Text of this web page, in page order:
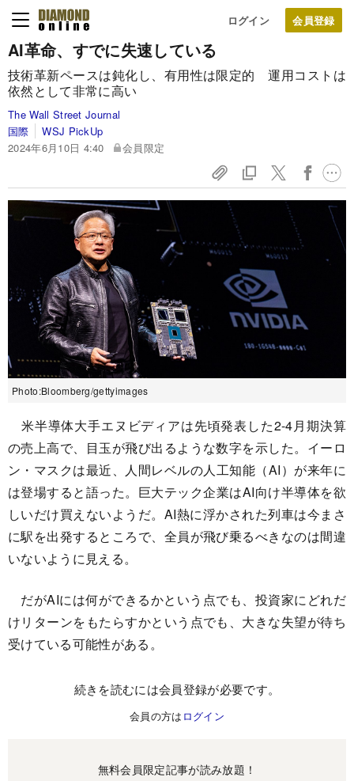
ログイン
AI革命、すでに失速している
技術革新ペースは鈍化し、有用性は限定的 運用コストは
依然として非常に高い
The Wall Street Journal
国際
WSJ PickUp
2024年6月10日 4:40
会員限定
Photo:Bloomberg/gettyimages
米半導体大手エヌビディアは先頃発表した2-4月期決算
の売上高で、目玉が飛び出るような数字を示した。イーロ
ン・マスクは最近、人間レベルの人工知能（AI）が来年に
は登場すると語った。巨大テック企業はAI向け半導体を欲
しいだけ買えないようだ。AI熱に浮かされた列車は今まさ
に駅を出発するところで、全員が飛び乗るべきなのは間違
いないように見える。
だがAIには何ができるかという点でも、投資家にどれだ
けリターンをもたらすかという点でも、大きな失望が待ち
受けている可能性がある。
続きを読むには会員登録が必要です。
会員の方は ログイン
無料会員限定記事が読み放題！